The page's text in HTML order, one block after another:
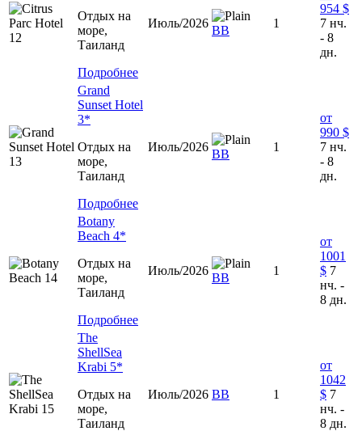
Отдых на
море,
Таиланд
Подробнее
Июль/2026
ВВ
1
954 $
7 нч.
- 8
дн.
Grand
Sunset Hotel
3*
Отдых на
море,
Таиланд
Подробнее
Июль/2026
ВВ
1
от
990 $
7 нч.
- 8
дн.
Botany
Beach 4*
Отдых на
море,
Таиланд
Подробнее
Июль/2026
ВВ
1
от
1001
$ 7
нч. -
8 дн.
The
ShellSea
Krabi 5*
Отдых на
море,
Таиланд
Июль/2026 ВВ 1
от
1042
$ 7
нч. -
8 дн.